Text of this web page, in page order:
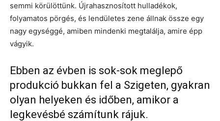
semmi körülöttünk. Újrahasznosított hulladékok,
folyamatos pörgés, és lendületes zene állnak össze egy
nagy egységgé, amiben mindenki megtalálja, amire épp
vágyik.
Ebben az évben is sok-sok meglepő
produkció bukkan fel a Szigeten, gyakran
olyan helyeken és időben, amikor a
legkevésbé számítunk rájuk.